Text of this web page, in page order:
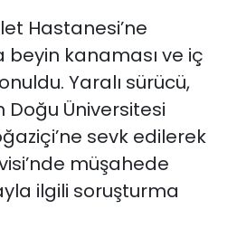
Hastanesi’ne
beyin kanaması ve iç
Yaralı sürücü,
Doğu Üniversitesi
sevk edilerek
müşahede
ilgili soruşturma